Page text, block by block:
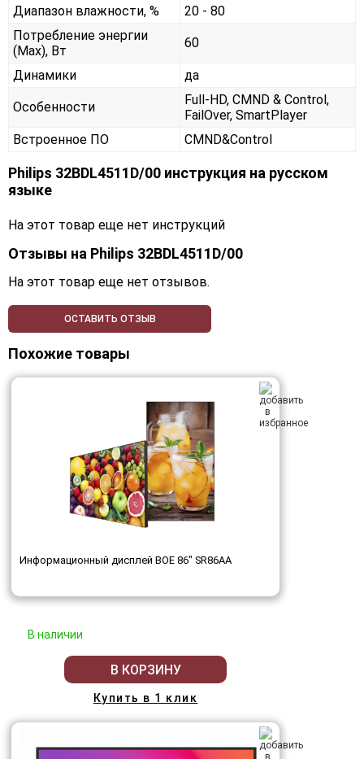
Диапазон влажности, %
20 - 80
Потребление энергии
(Max), Вт
60
Динамики да
Особенности
Full-HD, CMND & Control,
FailOver, SmartPlayer
Встроенное ПО
CMND&Control
Philips 32BDL4511D/00 инструкция на русском
языке
На этот товар еще нет инструкций
Отзывы на Philips 32BDL4511D/00
На этот товар еще нет отзывов.
ОСТАВИТЬ ОТЗЫВ
Похожие товары
Информационный дисплей BOE 86" SR86AA
В наличии
В КОРЗИНУ
Купить в 1 клик